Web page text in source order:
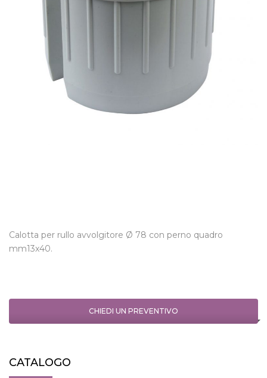
Calotta per rullo avvolgitore Ø 78 con perno quadro
mm13x40.
CHIEDI UN PREVENTIVO
CATALOGO